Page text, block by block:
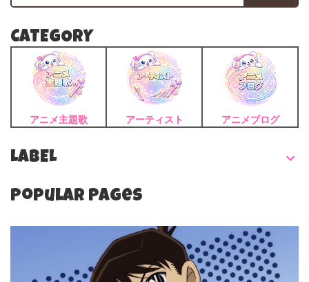
CATEGORY
アニメ主題歌 アーティスト アニメブログ
LABEL
Popular Pages